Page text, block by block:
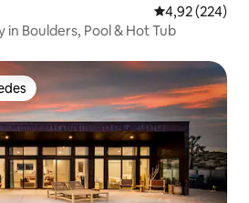
4,92 de uma
4,92 (224)
in Boulders, Pool & Hot Tub
dos hóspedes